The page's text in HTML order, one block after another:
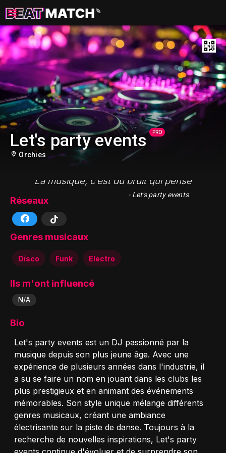
Let's party events PRO
Orchies
"La musique, c’est du bruit qui pense"
- Let's party events
Réseaux
Genres musicaux
Disco Funk Electro
Ils m'ont influencé
N/A
Bio
Let's party events est un DJ passionné par la
musique depuis son plus jeune âge. Avec une
expérience de plusieurs années dans l'industrie, il
a su se faire un nom en jouant dans les clubs les
plus prestigieux et en animant des événements
mémorables. Son style unique mélange différents
genres musicaux, créant une ambiance
électrisante sur la piste de danse. Toujours à la
recherche de nouvelles inspirations, Let's party